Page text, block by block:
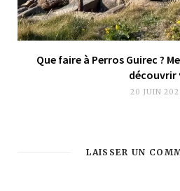
Que faire à Perros Guirec ?
découvrir
20 JUIN
LAISSER UN